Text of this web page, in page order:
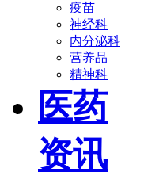
疫苗
神经科
内分泌科
营养品
精神科
医药
资讯